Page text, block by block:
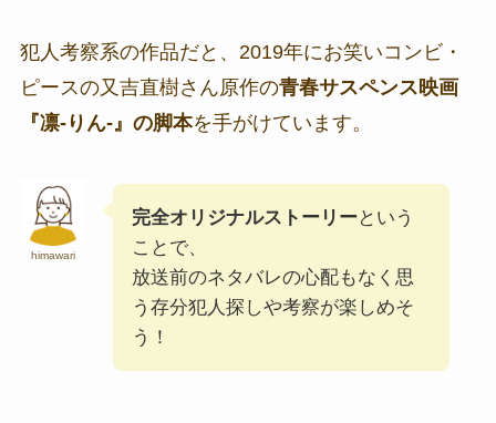
犯人考察系の作品だと、2019年にお笑いコンビ・
ピースの又吉直樹さん原作の青春サスペンス映画
『凛-りん-』の脚本を手がけています。
himawari
完全オリジナルストーリーという
ことで、
放送前のネタバレの心配もなく思
う存分犯人探しや考察が楽しめそ
う！